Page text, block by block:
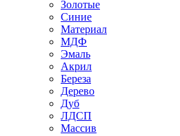
Золотые
Синие
Материал
МДФ
Эмаль
Акрил
Береза
Дерево
Дуб
ЛДСП
Массив